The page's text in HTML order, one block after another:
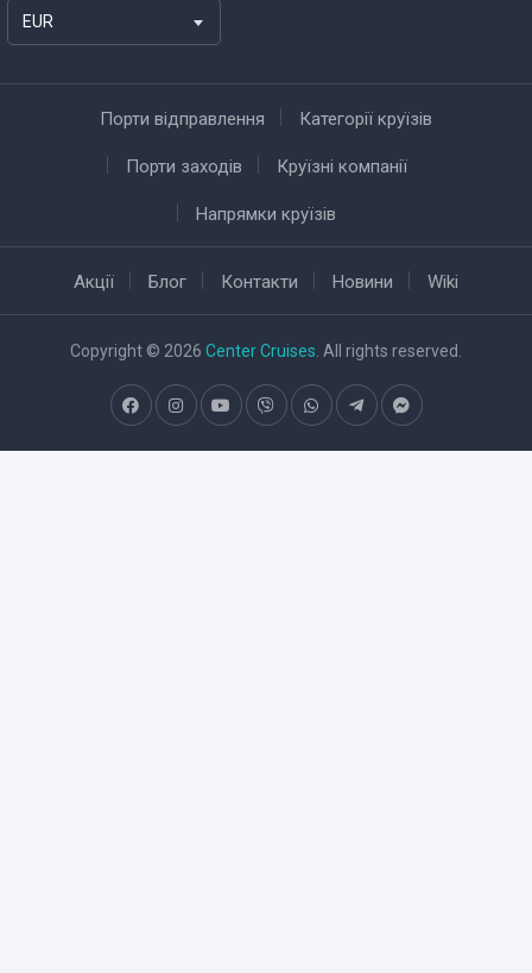
EUR
Порти відправлення Категорії круїзів
Порти заходів Круїзні компанії
Напрямки круїзів
Акції Блог Контакти Новини Wiki
Copyright © 2026 Center Cruises . All rights reserved.